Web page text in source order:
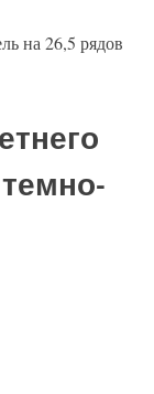
на 26,5 рядов